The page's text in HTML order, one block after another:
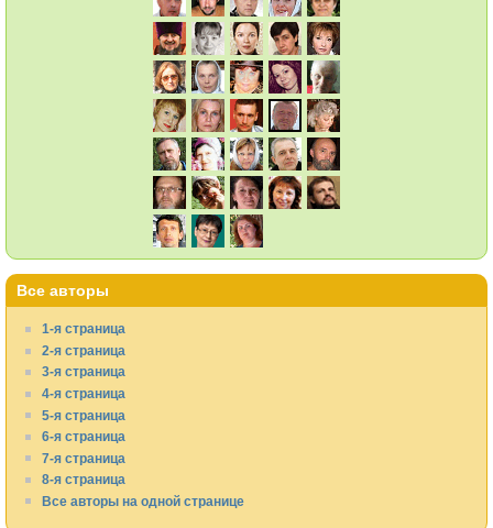
Все авторы
1-я страница
2-я страница
3-я страница
4-я страница
5-я страница
6-я страница
7-я страница
8-я страница
Все авторы на одной странице